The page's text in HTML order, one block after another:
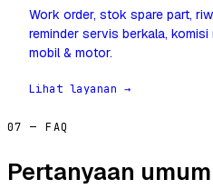
Work order, stok spare part,
reminder servis berkala,
mobil & motor.
Lihat layanan →
07 — FAQ
Pertanyaan umum